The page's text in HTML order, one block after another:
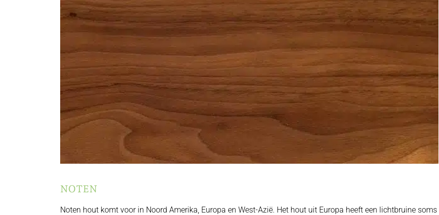
NOTEN
Noten hout komt voor in Noord Amerika, Europa en West-Azië. Het hout uit Europa heeft een lichtbruine soms